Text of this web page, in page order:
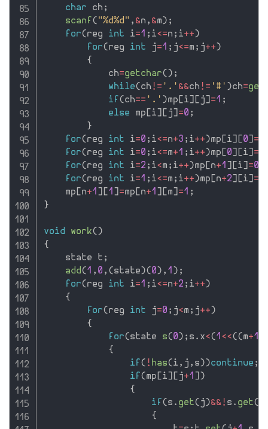
char ch ;
scanf ( "%d%d" , &n , &m ) ;
for( reg int i=1 ; i<=n ; i++ )
for( reg int j=1 ; j<=m ; j++ )
{
            ch
=getchar( ) ;
while( ch != '.' &&ch != '#' )ch=
if ( ch== '.' )mp i j =1 ;
else mp i j =0 ;
}
for( reg int i=0 ; i<=n+3 ; i++ )mp i 0 =
for( reg int i=0 ; i<=m+1 ; i++ )mp 0 i =
for( reg int i=2 ; i<m ; i++ )mp n+1 i =0
for( reg int i=1 ; i<=m ; i++ )mp n+2 i =
    mp
n+1 1 =mp n+1 m =1 ;
}
void work( )
{
    state t
;
add ( 1 , 0 , ( state )( 0 ) , 1 ) ;
for( reg int i=1 ; i<=n+2 ; i++ )
{
for( reg int j=0 ; j<m ; j++ )
{
for( state s( 0 ) ; s . x<( 1 <<( ( m+1
{
if ( ! has( i , j , s ) )continue ;
if ( mp i j+1
)
{
if ( s . get( j )&& ! s . get(
{